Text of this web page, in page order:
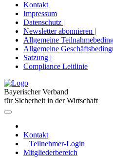
Kontakt
Impressum
Datenschutz |
Newsletter abonnieren |
Allgemeine
Allgemeine
Satzung |
Compliance Leitlinie
Bayerischer Verband
für Sicherheit in der Wirtschaft
Kontakt
Teilnehmer-Login
Mitgliederbereich